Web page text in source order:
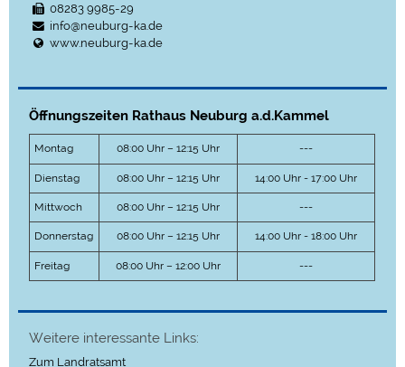
08283 9985-29
info@neuburg-ka.de
www.neuburg-ka.de
Öffnungszeiten Rathaus Neuburg a.d.Kammel
Montag 08:00 Uhr – 12:15 Uhr ---
Dienstag 08:00 Uhr – 12:15 Uhr 14:00 Uhr - 17:00 Uhr
Mittwoch 08:00 Uhr – 12:15 Uhr ---
Donnerstag 08:00 Uhr – 12:15 Uhr 14:00 Uhr - 18:00 Uhr
Freitag 08:00 Uhr – 12:00 Uhr ---
Weitere interessante Links:
Zum Landratsamt